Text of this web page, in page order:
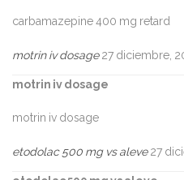
carbamazepine 400 mg retard
motrin iv dosage 27 diciembre,
motrin iv dosage
motrin iv dosage
etodolac 500 mg vs aleve 27